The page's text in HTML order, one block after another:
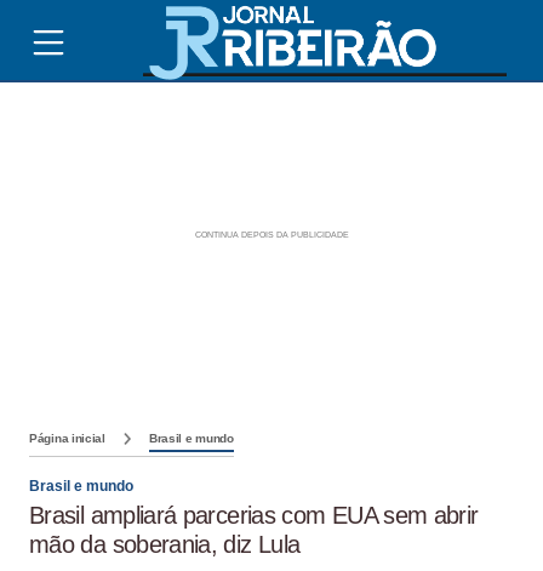
Página inicial Brasil e mundo
Brasil e mundo
Brasil ampliará parcerias com EUA sem abrir
mão da soberania, diz Lula